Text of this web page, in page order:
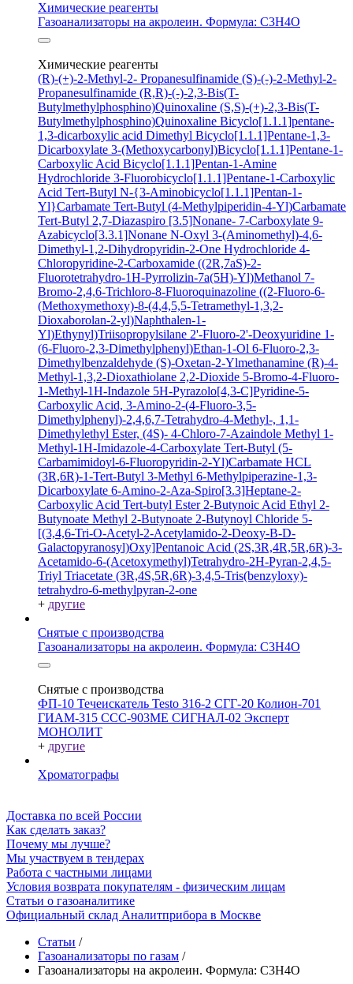
Химические реагенты
Газоанализаторы на акролеин. Формула: C3H4O
Химические реагенты
(R)-(+)-2-Methyl-2- Propanesulfinamide (S)-(-)-2-Methyl-2-
Propanesulfinamide (R,R)-(-)-2,3-Bis(T-
Butylmethylphosphino)Quinoxaline (S,S)-(+)-2,3-Bis(T-
Butylmethylphosphino)Quinoxaline Bicyclo[1.1.1]pentane-
1,3-dicarboxylic acid Dimethyl Bicyclo[1.1.1]Pentane-1,3-
Dicarboxylate 3-(Methoxycarbonyl)Bicyclo[1.1.1]Pentane-1-
Carboxylic Acid Bicyclo[1.1.1]Pentan-1-Amine
Hydrochloride 3-Fluorobicyclo[1.1.1]Pentane-1-Carboxylic
Acid Tert-Butyl N-{3-Aminobicyclo[1.1.1]Pentan-1-
Yl}Carbamate Tert-Butyl (4-Methylpiperidin-4-Yl)Carbamate
Tert-Butyl 2,7-Diazaspiro [3.5]Nonane- 7-Carboxylate 9-
Azabicyclo[3.3.1]Nonane N-Oxyl 3-(Aminomethyl)-4,6-
Dimethyl-1,2-Dihydropyridin-2-One Hydrochloride 4-
Chloropyridine-2-Carboxamide ((2R,7aS)-2-
Fluorotetrahydro-1H-Pyrrolizin-7a(5H)-Yl)Methanol 7-
Bromo-2,4,6-Trichloro-8-Fluoroquinazoline ((2-Fluoro-6-
(Methoxymethoxy)-8-(4,4,5,5-Tetramethyl-1,3,2-
Dioxaborolan-2-yl)Naphthalen-1-
Yl)Ethynyl)Triisopropylsilane 2'-Fluoro-2'-Deoxyuridine 1-
(6-Fluoro-2,3-Dimethylphenyl)Ethan-1-Ol 6-Fluoro-2,3-
Dimethylbenzaldehyde (S)-Oxetan-2-Ylmethanamine (R)-4-
Methyl-1,3,2-Dioxathiolane 2,2-Dioxide 5-Bromo-4-Fluoro-
1-Methyl-1H-Indazole 5H-Pyrazolo[4,3-C]Pyridine-5-
Carboxylic Acid, 3-Amino-2-(4-Fluoro-3,5-
Dimethylphenyl)-2,4,6,7-Tetrahydro-4-Methyl-, 1,1-
Dimethylethyl Ester, (4S)- 4-Chloro-7-Azaindole Methyl 1-
Methyl-1H-Imidazole-4-Carboxylate Tert-Butyl (5-
Carbamimidoyl-6-Fluoropyridin-2-Yl)Carbamate HCL
(3R,6R)-1-Tert-Butyl 3-Methyl 6-Methylpiperazine-1,3-
Dicarboxylate 6-Amino-2-Aza-Spiro[3.3]Heptane-2-
Carboxylic Acid Tert-butyl Ester 2-Butynoic Acid Ethyl 2-
Butynoate Methyl 2-Butynoate 2-Butynoyl Chloride 5-
[(3,4,6-Tri-O-Acetyl-2-Acetylamido-2-Deoxy-B-D-
Galactopyranosyl)Oxy]Pentanoic Acid (2S,3R,4R,5R,6R)-3-
Acetamido-6-(Acetoxymethyl)Tetrahydro-2H-Pyran-2,4,5-
Triyl Triacetate (3R,4S,5R,6R)-3,4,5-Tris(benzyloxy)-
tetrahydro-6-methylpyran-2-one
+ другие
Снятые с производства
Газоанализаторы на акролеин. Формула: C3H4O
Снятые с производства
ФП-10 Течеискатель Testo 316-2 СГГ-20 Колион-701
ГИАМ-315 ССС-903МЕ СИГНАЛ-02 Эксперт
МОНОЛИТ
+ другие
Хроматографы
Доставка по всей России
Как сделать заказ?
Почему мы лучше?
Мы участвуем в тендерах
Работа с частными лицами
Условия возврата покупателям - физическим лицам
Статьи о газоаналитике
Официальный склад Аналитприбора в Москве
Статьи /
Газоанализаторы по газам /
Газоанализаторы на акролеин. Формула: C3H4O